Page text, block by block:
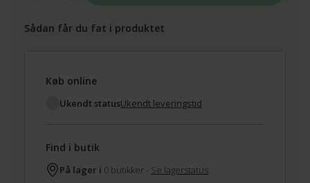
Sådan får du fat i produktet
Køb online
Ukendt statusUkendt leveringstid
Find i butik
På lager i 0 butikker - Se lagerstatus